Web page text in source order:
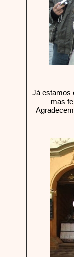
Já estamos
mas